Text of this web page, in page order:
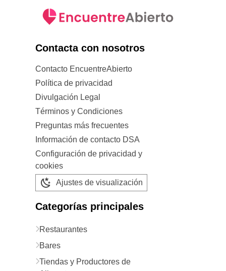
Contacta con nosotros
Contacto EncuentreAbierto
Política de privacidad
Divulgación Legal
Términos y Condiciones
Preguntas más frecuentes
Información de contacto DSA
Configuración de privacidad y
cookies
Ajustes de visualización
Categorías principales
Restaurantes
Bares
Tiendas y Productores de